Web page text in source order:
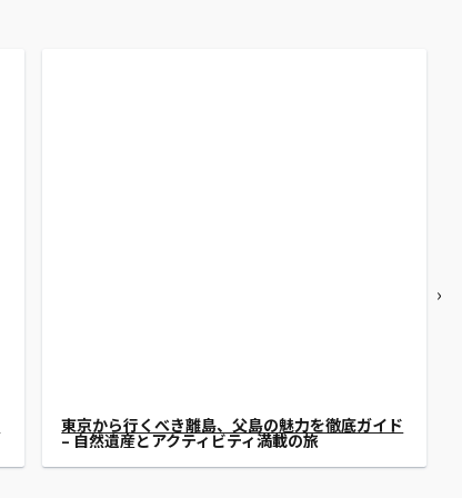
東京からアクセス可能な八丈島の魅力と観光スポ
ット：自然、温泉、グルメを満喫
›